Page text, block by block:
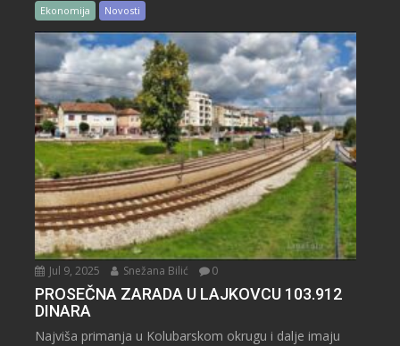
Ekonomija Novosti
Jul 9, 2025 Snežana Bilić 0
PROSEČNA ZARADA U LAJKOVCU 103.912
DINARA
Najviša primanja u Kolubarskom okrugu i dalje imaju